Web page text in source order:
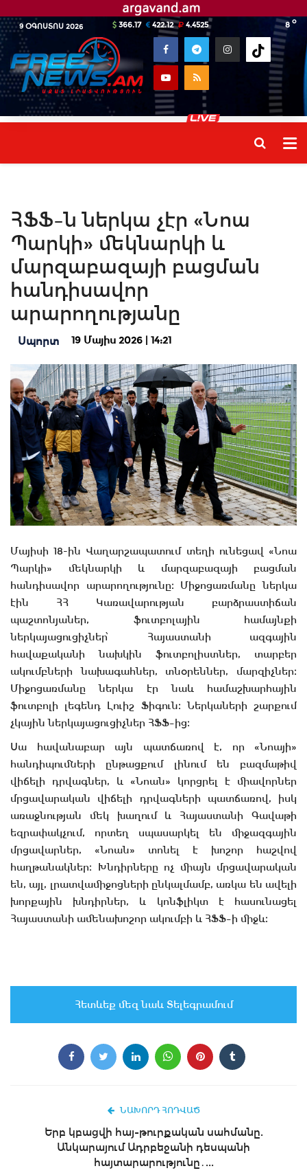
9 ՕԳՈՍՏՈՍ 2026 8 o
366.17 422.12 4.4525
ՀՖՖ–ն ներկա չէր «Նոա
Պարկի» մեկնարկի և
մարզաբազայի բացման
հանդիսավոր
արարողությանը
Սպորտ 19 Մայիս 2026 | 14:21
Մայիսի 18-ին Վաղարշապատում տեղի ունեցավ «Նոա
Պարկի» մեկնարկի և մարզաբազայի բացման
հանդիսավոր արարողությունը։ Միջոցառմանը ներկա
էին ՀՀ Կառավարության բարձրաստիճան
պաշտոնյաներ, ֆուտբոլային համայնքի
ներկայացուցիչներ՝ Հայաստանի ազգային
հավաքականի նախկին ֆուտբոլիստներ, տարբեր
ակումբների նախագահներ, տնօրեններ, մարզիչներ։
Միջոցառմանը ներկա էր նաև համաշխարհային
ֆուտբոլի լեգենդ Լուիշ Ֆիգուն։ Ներկաների շարքում
չկային ներկայացուցիչներ ՀՖՖ–ից։
Սա հավանաբար այն պատճառով է, որ «Նոայի»
հանդիպումների ընթացքում լինում են բազմաթիվ
վիճելի դրվագներ, և «Նոան» կորցրել է միավորներ
մրցավարական վիճելի դրվագների պատճառով, իսկ
առաջնության մեկ խաղում և Հայաստանի Գավաթի
եզրափակչում, որտեղ սպասարկել են միջազգային
մրցավարներ, «Նոան» տոնել է խոշոր հաշվով
հաղթանակներ։ Խնդիրները ոչ միայն մրցավարական
են, այլ, լրատվամիջոցների ընկալմամբ, առկա են ավելի
խորքային խնդիրներ, և կոնֆլիկտ է հասունացել
Հայաստանի ամենախոշոր ակումբի և ՀՖՖ–ի միջև։
Հետևեք մեզ նաև Տելեգրամում
ՆԱԽՈՐԴ ՀՈԴՎԱԾ
Երբ կբացվի հայ-թուրքական սահմանը.
Անկարայում Ադրբեջանի դեսպանի
հայտարարությունը․...